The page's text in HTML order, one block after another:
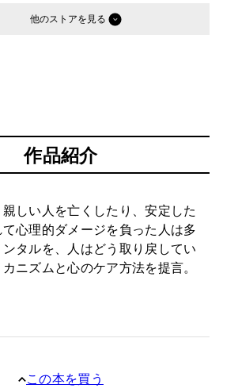
他のストア
作品紹介
しい人を亡くしたり、安定した
心理的ダメージを負った人は多
タルを、人はどう取り戻してい
ニズムと心のケア方法を提言。
この本を買う